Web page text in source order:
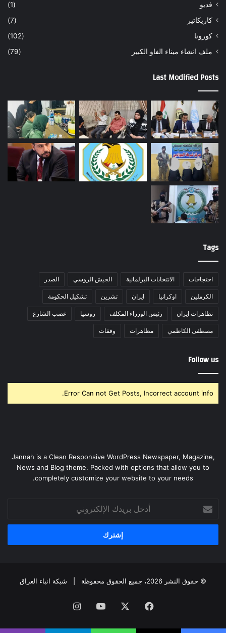
فديو
(1)
كاريكاتير
(7)
كورونا
(102)
ملف انشاء ميناء الفاو الكبير
(79)
Last Modified Posts
Tags
احتجاجات الانتخابات البرلمانية الجيش الروسي الصدر
الكرملين اوكرانيا ايران تشرين تشكيل الحكومة
تظاهرات ايران رئيس الوزراء المكلف روسيا غضب الشارع
مصطفى الكاظمي مظاهرات وقفات
Follow us
Error Can not Get Posts, Incorrect account info.
Jannah is a Clean Responsive WordPress Newspaper, Magazine,
News and Blog theme. Packed with options that allow you to
completely customize your website to your needs.
بريدك
الإلكتروني
© حقوق النشر 2026، جميع الحقوق محفوظة | شبكة انباء العراق
فيسبوك ‫YouTubeانستقرام